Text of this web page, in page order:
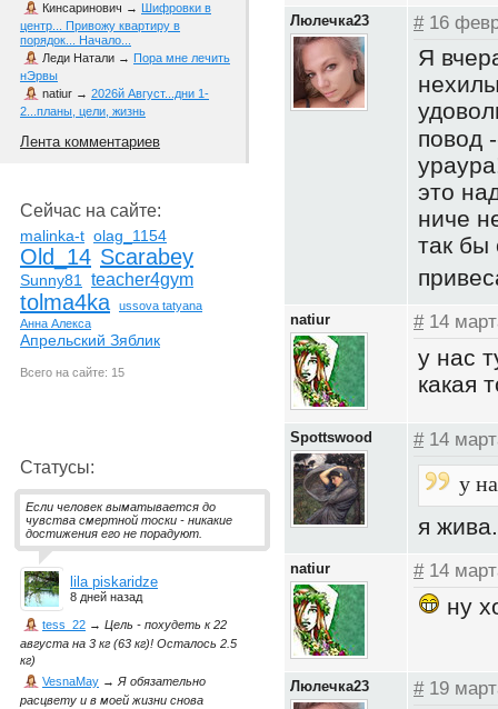
Люлечка23 #16
Я
повод
это
ниче
так бы
natiur #14
у нас
какая
Spottswood #14
у
я
natiur #14
ну
Люлечка23 #19
Кинсаринович → Шифровки в
центр... Привожу квартиру в
порядок... Начало...
Леди Натали → Пора мне лечить
нЭрвы
natiur → 2026й Август...дни 1-
2...планы, цели, жизнь
Лента комментариев
Сейчас на сайте:
malinka-t olag_1154
Old_14 Scarabey
Sunny81 teacher4gym
tolma4ka
ussova tatyana
Анна Алекса
Апрельский Зяблик
Всего на сайте: 15
Статусы:
Если человек выматывается до
чувства смертной тоски - никакие
достижения его не порадуют.
lila piskaridze
8 дней назад
tess_22 → Цель - похудеть к 22
августа на 3 кг (63 кг)! Осталось 2.5
кг)
VesnaMay →Я обязательно
расцвету и в моей жизни снова